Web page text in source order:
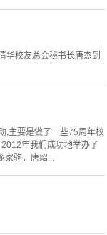
华校友总会秘书长唐杰到
,主要是做了一些75周年校
年我们成功地举办了
家驹，唐绍...